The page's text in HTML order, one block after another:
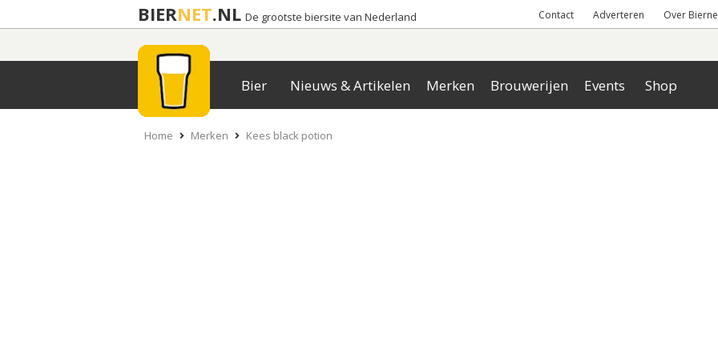
BIERNET.NL De grootste biersite van Nederland Contact Adverteren Over
Bier Nieuws & Artikelen Merken Brouwerijen Events Shop
Home Merken Kees black potion